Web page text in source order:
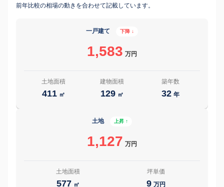
前年比較の相場の動きを合わせて記載しています。
一戸建て 下降 ↓
1,583 万円
土地面積
411 ㎡
建物面積
129 ㎡
築年数
32 年
土地 上昇 ↑
1,127 万円
土地面積
577 ㎡
坪単価
9 万円